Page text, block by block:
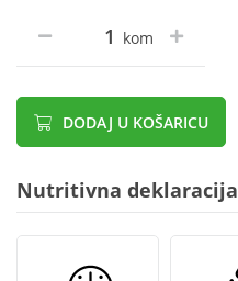
kom
DODAJ U KOŠARICU
Nutritivna deklaracija